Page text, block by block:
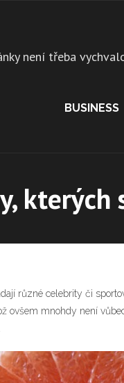
není třeba
BUSINESS
kterých
různé celebrity či
ovšem mnohdy není